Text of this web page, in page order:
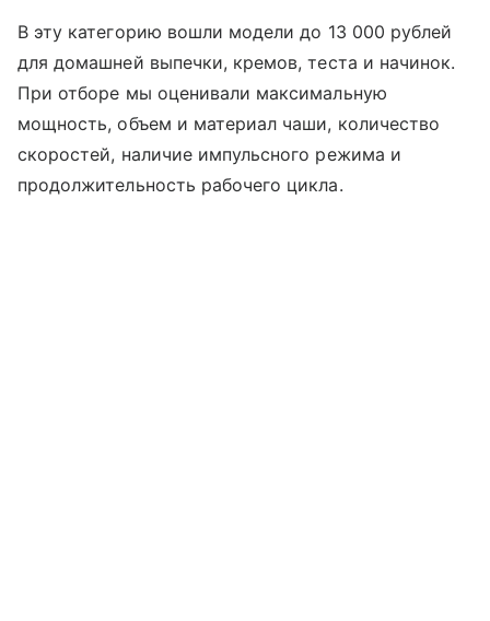
В эту категорию вошли модели до 13 000 рублей
для домашней выпечки, кремов, теста и начинок.
При отборе мы оценивали максимальную
мощность, объем и материал чаши, количество
скоростей, наличие импульсного режима и
продолжительность рабочего цикла.